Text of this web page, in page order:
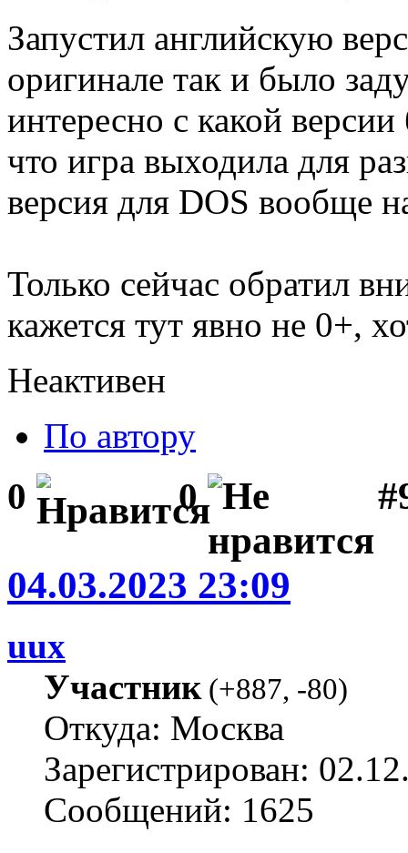
Запустил английскую
оригинале так и было
интересно с какой
что игра выходила для
версия для DOS вообще
Только сейчас обратил
кажется тут явно не 0+,
Неактивен
По автору
0 0
04.03.2023 23:09
uux
Участник(+887, -80)
Откуда: Москва
Зарегистрирован:
Сообщений: 1625